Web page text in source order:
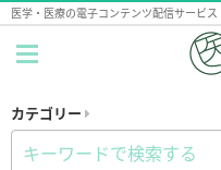
医学・医療の電子コンテンツ配信サービス
カテゴリー